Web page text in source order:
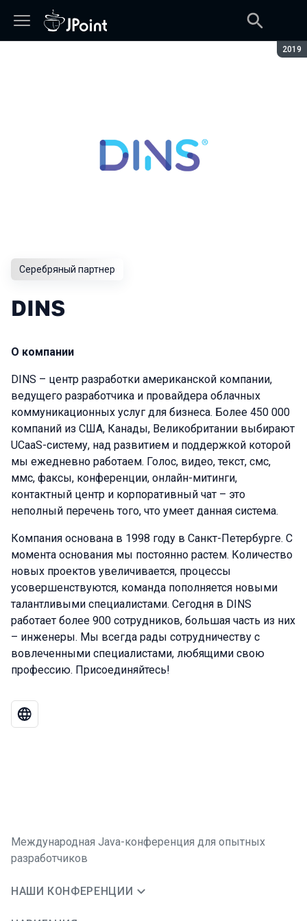
2019
Серебряный партнер
DINS
О компании
DINS – центр разработки американской компании,
ведущего разработчика и провайдера облачных
коммуникационных услуг для бизнеса. Более 450 000
компаний из США, Канады, Великобритании выбирают
UCaaS-систему, над развитием и поддержкой которой
мы ежедневно работаем. Голос, видео, текст, смс,
ммс, факсы, конференции, онлайн-митинги,
контактный центр и корпоративный чат – это
неполный перечень того, что умеет данная система.
Компания основана в 1998 году в Санкт-Петербурге. С
момента основания мы постоянно растем. Количество
новых проектов увеличивается, процессы
усовершенствуются, команда пополняется новыми
талантливыми специалистами. Сегодня в DINS
работает более 900 сотрудников, большая часть из них
– инженеры. Мы всегда рады сотрудничеству с
вовлеченными специалистами, любящими свою
профессию. Присоединяйтесь!
Международная Java-конференция для опытных
разработчиков
НАШИ КОНФЕРЕНЦИИ